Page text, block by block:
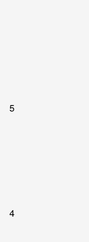
5
4